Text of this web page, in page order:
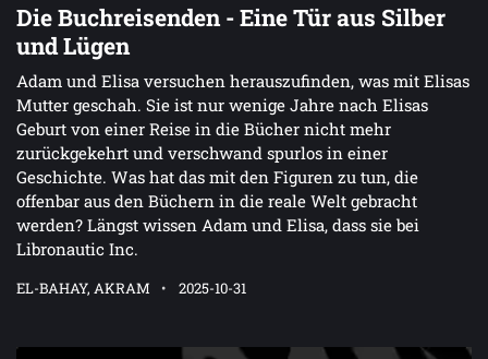
Die Buchreisenden - Eine Tür aus Silber
und Lügen
Adam und Elisa versuchen herauszufinden, was mit Elisas
Mutter geschah. Sie ist nur wenige Jahre nach Elisas
Geburt von einer Reise in die Bücher nicht mehr
zurückgekehrt und verschwand spurlos in einer
Geschichte. Was hat das mit den Figuren zu tun, die
offenbar aus den Büchern in die reale Welt gebracht
werden? Längst wissen Adam und Elisa, dass sie bei
Libronautic Inc.
EL-BAHAY, AKRAM 2025-10-31